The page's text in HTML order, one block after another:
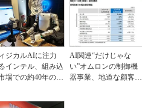
ジカルAIに注力
インテル、組み込
場での約40年の実
AI関連“だけじゃな
い”オムロンの制御機
器事業、地道な顧客基